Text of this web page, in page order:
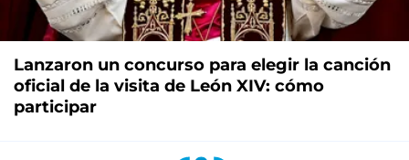
Lanzaron un concurso para elegir la canción
oficial de la visita de León XIV: cómo
participar